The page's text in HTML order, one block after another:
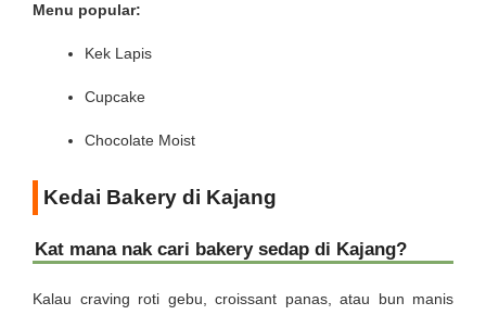
Menu popular:
Kek Lapis
Cupcake
Chocolate Moist
Kedai Bakery di Kajang
Kat mana nak cari bakery sedap di Kajang?
Kalau craving roti gebu, croissant panas, atau bun manis